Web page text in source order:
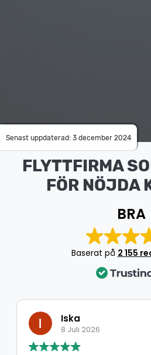
Senast uppdaterad: 3 december 2024
FLYTTFIRMA
FÖR NÖJDA
BRA
Baserat på 2 155
Iska
8 Juli 2026